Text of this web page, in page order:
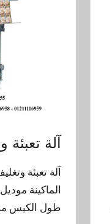
آلة
آلة تعبئة
طول الكيس من 5 سم الي